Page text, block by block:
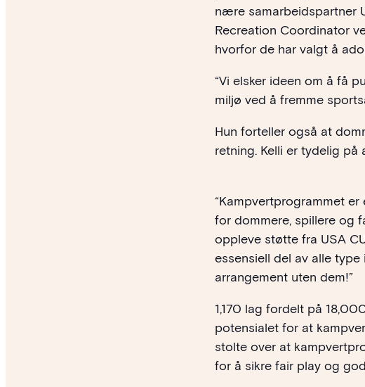
nære samarbeidspartner
Recreation Coordinator
hvorfor de har valgt å
“Vi elsker ideen om å få
miljø ved å fremme
Hun forteller også at
retning. Kelli er tydelig
“Kampvertprogrammet
for dommere, spillere og
oppleve støtte fra USA
essensiell del av alle
arrangement uten dem!”
1,170 lag fordelt på
potensialet for at
stolte over at
for å sikre fair play og